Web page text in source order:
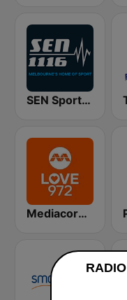
SEN Sports 1116 AM
Mediacorp LOVE 972